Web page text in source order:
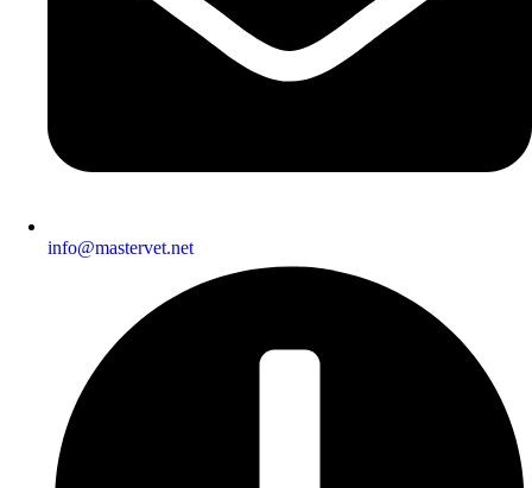
info@mastervet.net